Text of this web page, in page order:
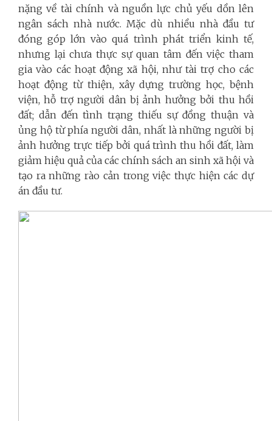
nặng về tài chính và nguồn lực chủ yếu dồn lên
ngân sách nhà nước. Mặc dù nhiều nhà đầu tư
đóng góp lớn vào quá trình phát triển kinh tế,
nhưng lại chưa thực sự quan tâm đến việc tham
gia vào các hoạt động xã hội, như tài trợ cho các
hoạt động từ thiện, xây dựng trường học, bệnh
viện, hỗ trợ người dân bị ảnh hưởng bởi thu hồi
đất; dẫn đến tình trạng thiếu sự đồng thuận và
ủng hộ từ phía người dân, nhất là những người bị
ảnh hưởng trực tiếp bởi quá trình thu hồi đất, làm
giảm hiệu quả của các chính sách an sinh xã hội và
tạo ra những rào cản trong việc thực hiện các dự
án đầu tư.